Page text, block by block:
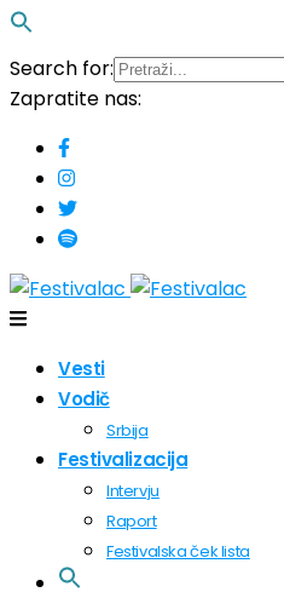
Search for:
Zapratite nas:
Vesti
Vodič
Srbija
Festivalizacija
Intervju
Raport
Festivalska ček lista